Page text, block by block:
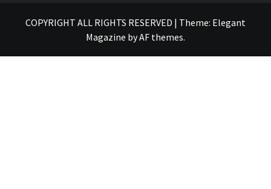
COPYRIGHT ALL RIGHTS RESERVED | Theme: Elegant
Magazine byAF themes.